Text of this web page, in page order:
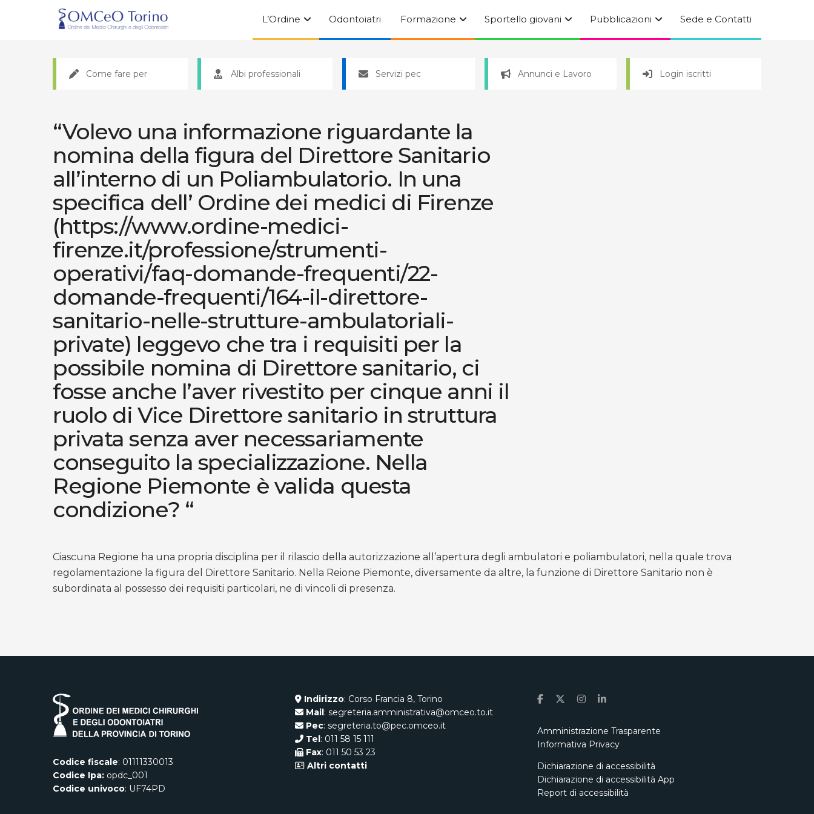
L’Ordine Odontoiatri Formazione Sportello giovani Pubblicazioni Sede e Contatti
Come fare per Albi professionali Servizi pec Annunci e Lavoro Login iscritti
“Volevo una informazione riguardante la
nomina della figura del Direttore Sanitario
all’interno di un Poliambulatorio. In una
specifica dell’ Ordine dei medici di Firenze
(https://www.ordine-medici-
firenze.it/professione/strumenti-
operativi/faq-domande-frequenti/22-
domande-frequenti/164-il-direttore-
sanitario-nelle-strutture-ambulatoriali-
private) leggevo che tra i requisiti per la
possibile nomina di Direttore sanitario, ci
fosse anche l’aver rivestito per cinque anni il
ruolo di Vice Direttore sanitario in struttura
privata senza aver necessariamente
conseguito la specializzazione. Nella
Regione Piemonte è valida questa
condizione? “
Ciascuna Regione ha una propria disciplina per il rilascio della autorizzazione all’apertura degli ambulatori e poliambulatori, nella quale trova
regolamentazione la figura del Direttore Sanitario. Nella Reione Piemonte, diversamente da altre, la funzione di Direttore Sanitario non è
subordinata al possesso dei requisiti particolari, ne di vincoli di presenza.
Codice fiscale: 01111330013
Codice Ipa: opdc_001
Codice univoco: UF74PD
Indirizzo: Corso Francia 8, Torino
Mail : segreteria.amministrativa@omceo.to.it
Pec: segreteria.to@pec.omceo.it
Tel : 011 58 15 111
Fax: 011 50 53 23
Altri contatti
Amministrazione Trasparente
Informativa Privacy
Dichiarazione di accessibilità
Dichiarazione di accessibilità App
Report di accessibilità